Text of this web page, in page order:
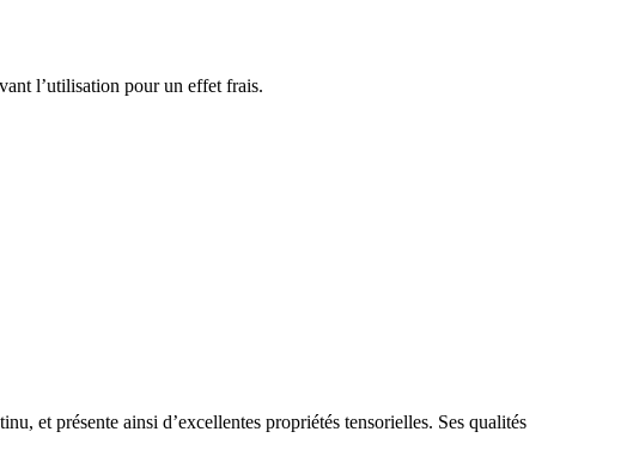
l’utilisation pour un effet frais.
et présente ainsi d’excellentes propriétés tensorielles. Ses qualités